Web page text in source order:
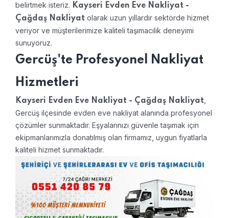
belirtmek isteriz. Kayseri Evden Eve Nakliyat -
Çağdaş Nakliyat olarak uzun yıllardır sektörde hizmet
veriyor ve müşterilerimize kaliteli taşımacılık deneyimi
sunuyoruz.
Gercüş'te Profesyonel Nakliyat
Hizmetleri
Kayseri Evden Eve Nakliyat - Çağdaş Nakliyat
Gercüş ilçesinde evden eve nakliyat alanında profesyonel
çözümler sunmaktadır. Eşyalarınızı güvenle taşımak için
ekipmanlarımızla donatılmış olan firmamız, uygun fiyatlarla
kaliteli hizmet sunmaktadır.